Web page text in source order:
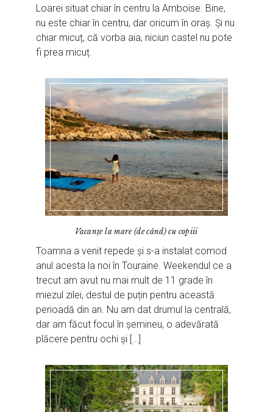
Loarei situat chiar în centru la Amboise. Bine,
nu este chiar în centru, dar oricum în oraș. Și nu
chiar micuț, că vorba aia, niciun castel nu pote
fi prea micuț.
Vacanțe la mare (de când) cu copiii
Toamna a venit repede și s-a instalat comod
anul acesta la noi în Touraine. Weekendul ce a
trecut am avut nu mai mult de 11 grade în
miezul zilei, destul de puțin pentru această
perioadă din an. Nu am dat drumul la centrală,
dar am făcut focul în șemineu, o adevărată
plăcere pentru ochi și […]